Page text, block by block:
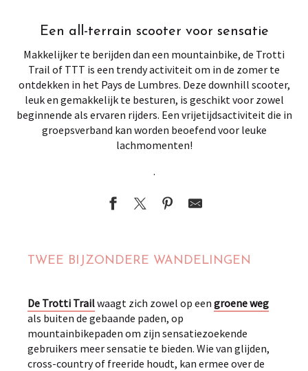
Een all-terrain scooter voor sensatie
Makkelijker te berijden dan een mountainbike, de Trotti
Trail of TTT is een trendy activiteit om in de zomer te
ontdekken in het Pays de Lumbres. Deze downhill scooter,
leuk en gemakkelijk te besturen, is geschikt voor zowel
beginnende als ervaren rijders. Een vrijetijdsactiviteit die in
groepsverband kan worden beoefend voor leuke
lachmomenten!
.
TWEE BIJZONDERE WANDELINGEN
De Trotti Trailwaagt zich zowel op een groene weg
als buiten de gebaande paden, op
mountainbikepaden om zijn sensatiezoekende
gebruikers meer sensatie te bieden. Wie van glijden,
cross-country of freeride houdt, kan ermee over de